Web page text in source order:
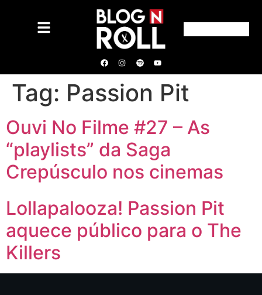
Tag: Passion Pit
Ouvi No Filme #27 – As
“playlists” da Saga
Crepúsculo nos cinemas
Lollapalooza! Passion Pit
aquece público para o The
Killers